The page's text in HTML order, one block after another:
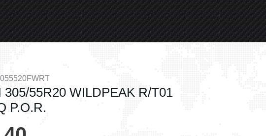
305/55R20 WILDPEAK R/T01
P.O.R.